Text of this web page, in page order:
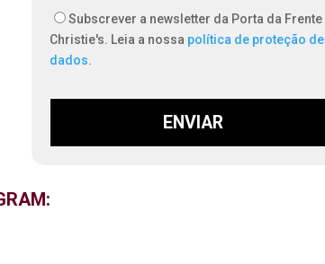
Subscrever a newsletter da Porta da Frente |
Christie's. Leia a nossa política de proteção de
dados.
ENVIAR